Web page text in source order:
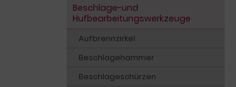
Beschlage-und
Hufbearbeitungswerkzeuge
Aufbrennzirkel
Beschlagehammer
Beschlageschürzen